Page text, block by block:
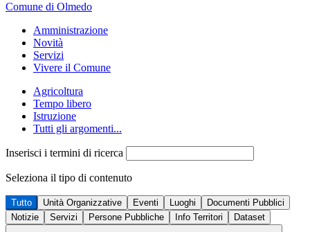
Comune di Olmedo
Amministrazione
Novità
Servizi
Vivere il Comune
Agricoltura
Tempo libero
Istruzione
Tutti gli argomenti...
Inserisci i termini di ricerca
Seleziona il tipo di contenuto
Tutto Unità Organizzative Eventi Luoghi
Documenti Pubblici
Notizie
Servizi Persone Pubbliche Info Territori Dataset